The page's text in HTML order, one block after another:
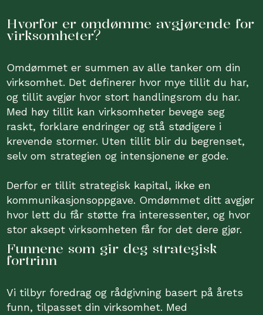
Hvorfor er omdømme avgjørende for
virksomheter?
Omdømmet er summen av alle tanker om din
virksomhet. Det definerer hvor mye tillit du har,
og tillit avgjør hvor stort handlingsrom du har.
Med høy tillit kan virksomheter bevege seg
raskt, forklare endringer og stå stødigere i
krevende stormer. Uten tillit blir du begrenset,
selv om strategien og intensjonene er gode.
Derfor er tillit strategisk kapital, ikke en
kommunikasjonsoppgave. Omdømmet ditt avgjør
hvor lett du får støtte fra interessenter, og hvor
stor aksept virksomheten får for det dere gjør.
Funnene som gir deg strategisk
fortrinn
Vi tilbyr foredrag og rådgivning basert på årets
funn, tilpasset din virksomhet. Med